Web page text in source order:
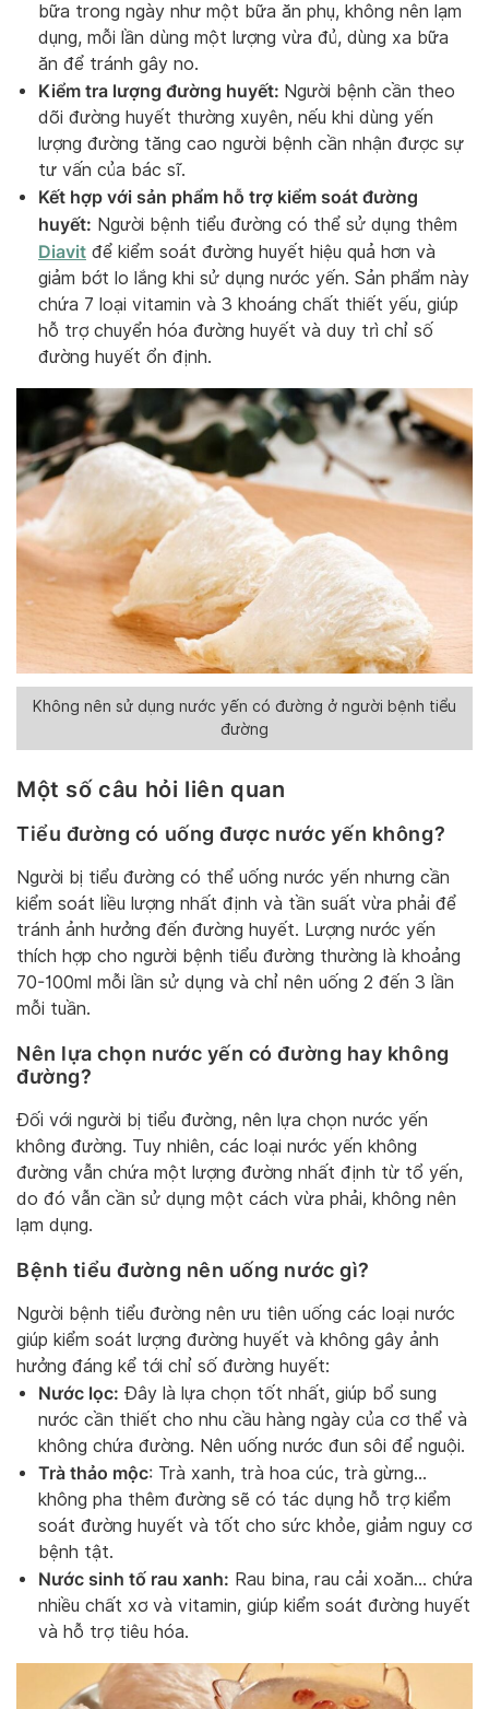
bữa trong ngày như một bữa ăn phụ, không nên lạm
dụng, mỗi lần dùng một lượng vừa đủ, dùng xa bữa
ăn để tránh gây no.
Kiểm tra lượng đường huyết: Người bệnh cần theo
dõi đường huyết thường xuyên, nếu khi dùng yến
lượng đường tăng cao người bệnh cần nhận được sự
tư vấn của bác sĩ.
Kết hợp với sản phẩm hỗ trợ kiểm soát đường
huyết: Người bệnh tiểu đường có thể sử dụng thêm
Diavit để kiểm soát đường huyết hiệu quả hơn và
giảm bớt lo lắng khi sử dụng nước yến. Sản phẩm này
chứa 7 loại vitamin và 3 khoáng chất thiết yếu, giúp
hỗ trợ chuyển hóa đường huyết và duy trì chỉ số
đường huyết ổn định.
Không nên sử dụng nước yến có đường ở người bệnh tiểu
đường
Một số câu hỏi liên quan
Tiểu đường có uống được nước yến không?
Người bị tiểu đường có thể uống nước yến nhưng cần
kiểm soát liều lượng nhất định và tần suất vừa phải để
tránh ảnh hưởng đến đường huyết. Lượng nước yến
thích hợp cho người bệnh tiểu đường thường là khoảng
70-100ml mỗi lần sử dụng và chỉ nên uống 2 đến 3 lần
mỗi tuần.
Nên lựa chọn nước yến có đường hay không
đường?
Đối với người bị tiểu đường, nên lựa chọn nước yến
không đường. Tuy nhiên, các loại nước yến không
đường vẫn chứa một lượng đường nhất định từ tổ yến,
do đó vẫn cần sử dụng một cách vừa phải, không nên
lạm dụng.
Bệnh tiểu đường nên uống nước gì?
Người bệnh tiểu đường nên ưu tiên uống các loại nước
giúp kiểm soát lượng đường huyết và không gây ảnh
hưởng đáng kể tới chỉ số đường huyết:
Nước lọc: Đây là lựa chọn tốt nhất, giúp bổ sung
nước cần thiết cho nhu cầu hàng ngày của cơ thể và
không chứa đường. Nên uống nước đun sôi để nguội.
Trà thảo mộc: Trà xanh, trà hoa cúc, trà gừng…
không pha thêm đường sẽ có tác dụng hỗ trợ kiểm
soát đường huyết và tốt cho sức khỏe, giảm nguy cơ
bệnh tật.
Nước sinh tố rau xanh: Rau bina, rau cải xoăn… chứa
nhiều chất xơ và vitamin, giúp kiểm soát đường huyết
và hỗ trợ tiêu hóa.